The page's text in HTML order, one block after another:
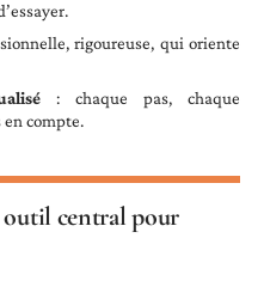
rigoureuse, qui oriente
: chaque pas, chaque
compte.
central pour